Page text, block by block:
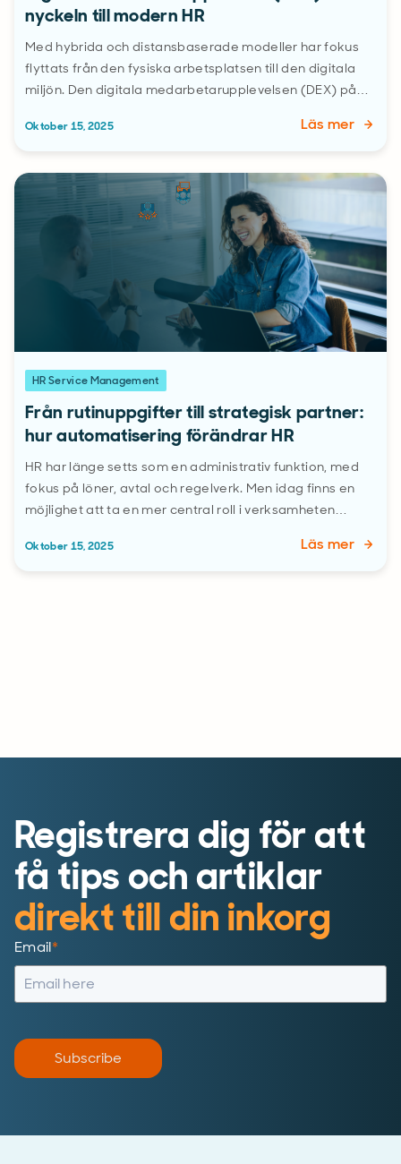
nyckeln till modern HR
Med hybrida och distansbaserade modeller har fokus
flyttats från den fysiska arbetsplatsen till den digitala
miljön. Den digitala medarbetarupplevelsen (DEX) på…
Oktober 15, 2025 Läs mer
HR Service Management
Från rutinuppgifter till strategisk partner:
hur automatisering förändrar HR
HR har länge setts som en administrativ funktion, med
fokus på löner, avtal och regelverk. Men idag finns en
möjlighet att ta en mer central roll i verksamheten…
Oktober 15, 2025 Läs mer
Registrera dig för att
få tips och artiklar
direkt till din inkorg
Email*
Subscribe